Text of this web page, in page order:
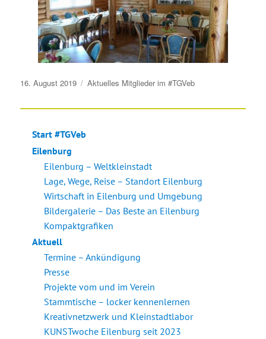
Veröffentlicht
16. August 2019 Aktuelles Mitglieder im #TGVeb
Start #TGVeb
Eilenburg
Eilenburg – Weltkleinstadt
Lage, Wege, Reise – Standort Eilenburg
Wirtschaft in Eilenburg und Umgebung
Bildergalerie – Das Beste an Eilenburg
Kompaktgrafiken
Aktuell
Termine – Ankündigung
Presse
Projekte vom und im Verein
Stammtische – locker kennenlernen
Kreativnetzwerk und Kleinstadtlabor
KUNSTwoche Eilenburg seit 2023